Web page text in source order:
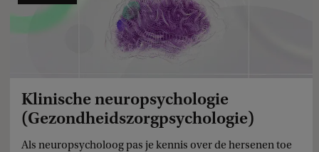
Klinische neuropsychologie
(Gezondheidszorgpsychologie)
Als neuropsycholoog pas je kennis over de hersenen toe